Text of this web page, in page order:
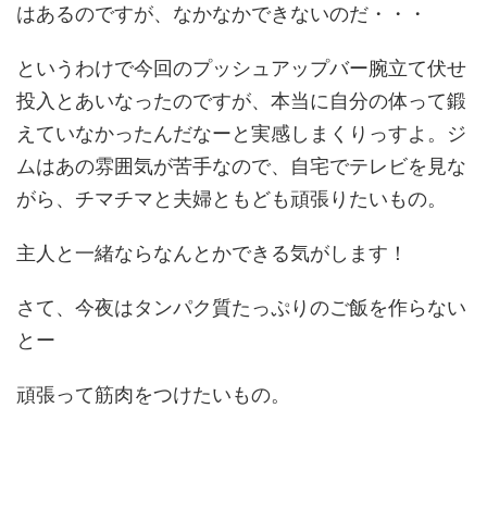
はあるのですが、なかなかできないのだ・・・
というわけで今回のプッシュアップバー腕立て伏せ
投入とあいなったのですが、本当に自分の体って鍛
えていなかったんだなーと実感しまくりっすよ。ジ
ムはあの雰囲気が苦手なので、自宅でテレビを見な
がら、チマチマと夫婦ともども頑張りたいもの。
主人と一緒ならなんとかできる気がします！
さて、今夜はタンパク質たっぷりのご飯を作らない
とー
頑張って筋肉をつけたいもの。